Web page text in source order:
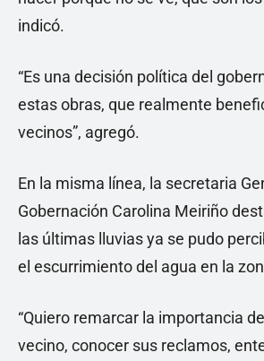
indicó.
“Es una decisión política del
estas obras, que realmente
vecinos”, agregó.
En la misma línea, la secretaria
Gobernación Carolina Meiriño
las últimas lluvias ya se pudo
el escurrimiento del agua en la
“Quiero remarcar la importancia
vecino, conocer sus reclamos,